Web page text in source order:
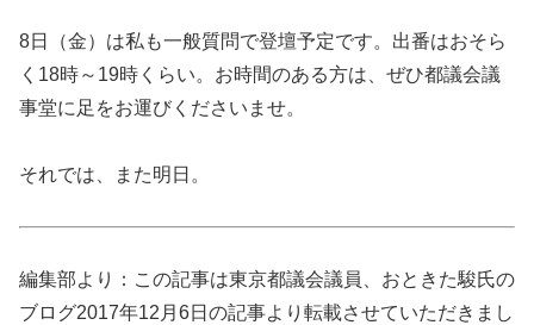
8日（金）は私も一般質問で登壇予定です。出番はおそら
く18時～19時くらい。お時間のある方は、ぜひ都議会議
事堂に足をお運びくださいませ。
それでは、また明日。
編集部より：この記事は東京都議会議員、おときた駿氏の
ブログ2017年12月6日の記事より転載させていただきまし